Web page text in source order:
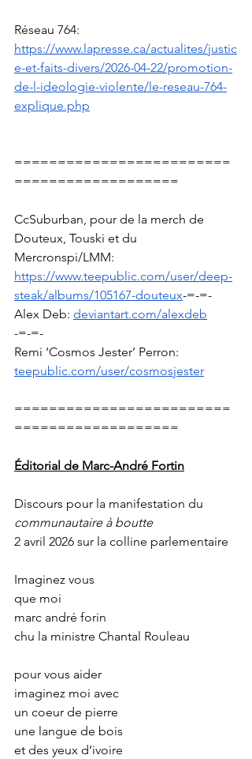
Réseau 764:
https://www.lapresse.ca/actualites/justic
e-et-faits-divers/2026-04-22/promotion-
de-l-ideologie-violente/le-reseau-764-
explique.php
=========================
===================
CcSuburban, pour de la merch de
Douteux, Touski et du
Mercronspi/LMM:
https://www.teepublic.com/user/deep-
steak/albums/105167-douteux-=-=-
Alex Deb: deviantart.com/alexdeb
-=-=-
Remi ‘Cosmos Jester’ Perron:
teepublic.com/user/cosmosjester
=========================
===================
Éditorial de Marc-André Fortin
Discours pour la manifestation du
communautaire à boutte
2 avril 2026 sur la colline parlementaire
Imaginez vous
que moi
marc andré forin
chu la ministre Chantal Rouleau
pour vous aider
imaginez moi avec
un coeur de pierre
une langue de bois
et des yeux d’ivoire